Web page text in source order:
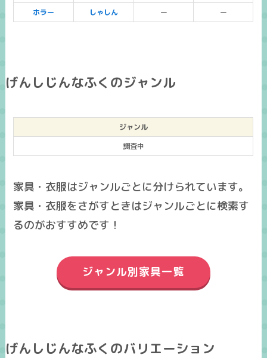
ホラー しゃしん ー ー
げんしじんなふくのジャンル
ジャンル
調査中
家具・衣服はジャンルごとに分けられています。
家具・衣服をさがすときはジャンルごとに検索す
るのがおすすめです！
ジャンル別家具一覧
げんしじんなふくのバリエーション